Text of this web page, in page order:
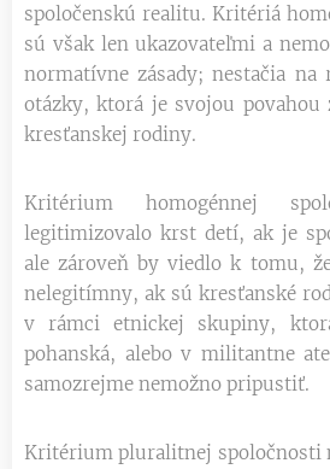
spoločenskú realitu. Kritériá
sú však len ukazovateľmi a
normatívne zásady; nestačia na
otázky, ktorá je svojou povahou
kresťanskej rodiny.
Kritérium homogénnej
legitimizovalo krst detí, ak je
ale zároveň by viedlo k tomu,
nelegitímny, ak sú kresťanské
v rámci etnickej skupiny,
pohanská, alebo v militantne
samozrejme nemožno pripustiť.
Kritérium pluralitnej spoločnosti